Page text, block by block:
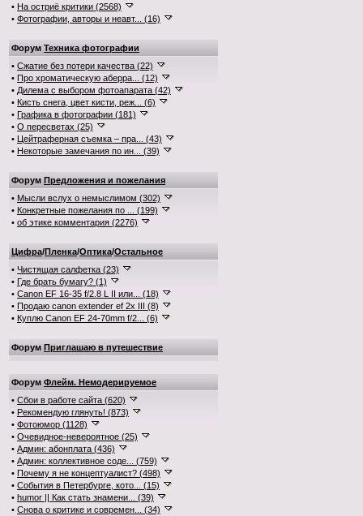
• На остриё критики (2568)
• Фотографии, авторы и неавт... (16)
Форум Техника фотографии
• Сжатие без потери качества (22)
• Про хроматическую аберра... (12)
• Дилема с выбором фотоапарата (42)
• Кисть снега, цвет кисти, реж... (6)
• Графика в фотографии (181)
• О пересветах (25)
• Цейтраферная съемка – пра... (43)
• Некоторые замечания по ин... (39)
Форум Предложения и пожелания
• Мысли вслух о немыслимом (302)
• Конкретные пожелания по ... (199)
• об этике комментария (2276)
Цифра/Пленка/Оптика/Остальное
• Чистящая салфетка (23)
• Где брать бумагу? (1)
• Canon EF 16-35 f/2.8 L II или... (18)
• Продаю canon extender ef 2x III (8)
• Куплю Canon EF 24-70mm f/2... (6)
Форум Приглашаю в путешествие
Форум Флейм. Немодерируемое
• Сбои в работе сайта (620)
• Рекомендую глянуть! (873)
• Фотоюмор (1128)
• Очевидное-невероятное (25)
• Админ: абонплата (436)
• Админ: коллективное соде... (759)
• Почему я не концептуалист? (498)
• События в Петербурге, кото... (15)
• humor || Как стать знамени... (39)
• Снова о критике и современ... (34)